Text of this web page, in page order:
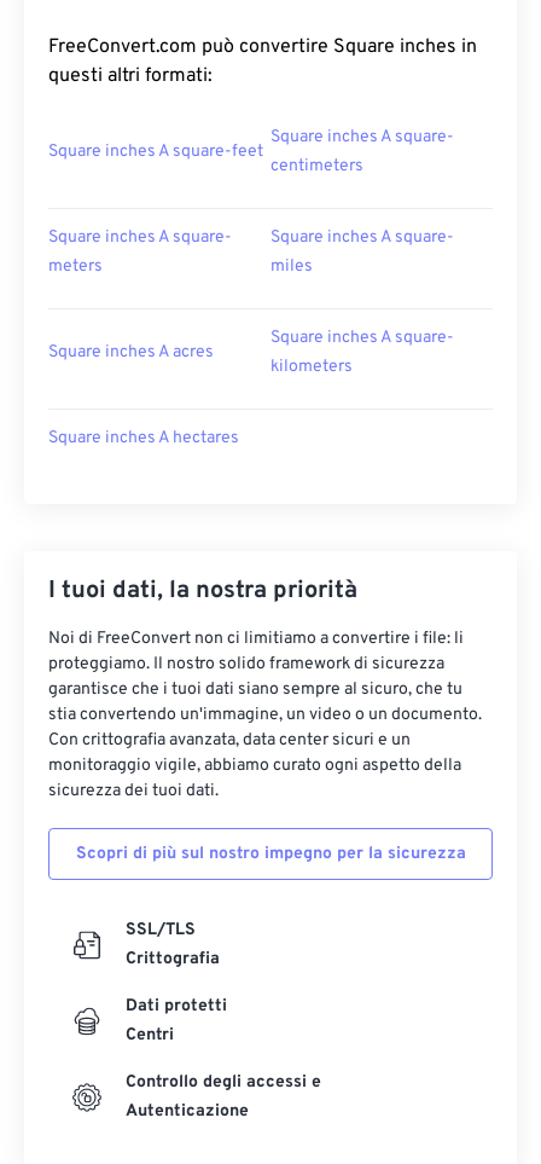
FreeConvert.com può convertire Square inches in
questi altri formati:
Square inches A square-feet
Square inches A square-
centimeters
Square inches A square-
meters
Square inches A square-
miles
Square inches A acres
Square inches A square-
kilometers
Square inches A hectares
I tuoi dati, la nostra priorità
Noi di FreeConvert non ci limitiamo a convertire i file: li
proteggiamo. Il nostro solido framework di sicurezza
garantisce che i tuoi dati siano sempre al sicuro, che tu
stia convertendo un'immagine, un video o un documento.
Con crittografia avanzata, data center sicuri e un
monitoraggio vigile, abbiamo curato ogni aspetto della
sicurezza dei tuoi dati.
Scopri di più sul nostro impegno per la sicurezza
SSL/TLS
Crittografia
Dati protetti
Centri
Controllo degli accessi e
Autenticazione